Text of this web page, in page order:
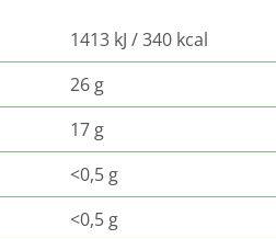
1413 kJ / 340 kcal
26 g
17 g
<0,5 g
<0,5 g